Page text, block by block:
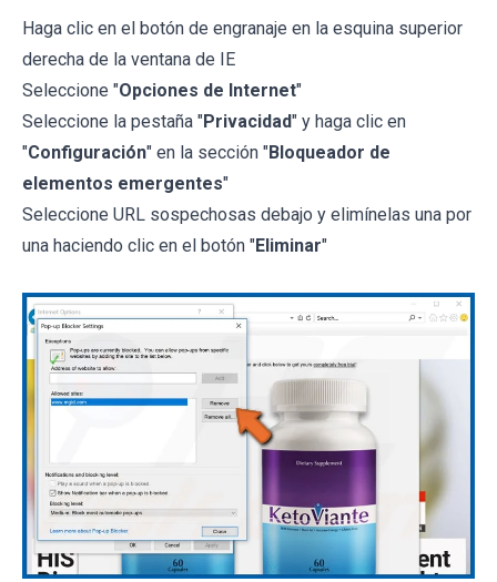
Haga clic en el botón de engranaje en la esquina superior
derecha de la ventana de IE
Seleccione "Opciones de Internet"
Seleccione la pestaña "Privacidad" y haga clic en
"Configuración" en la sección "Bloqueador de
elementos emergentes"
Seleccione URL sospechosas debajo y elimínelas una por
una haciendo clic en el botón "Eliminar"